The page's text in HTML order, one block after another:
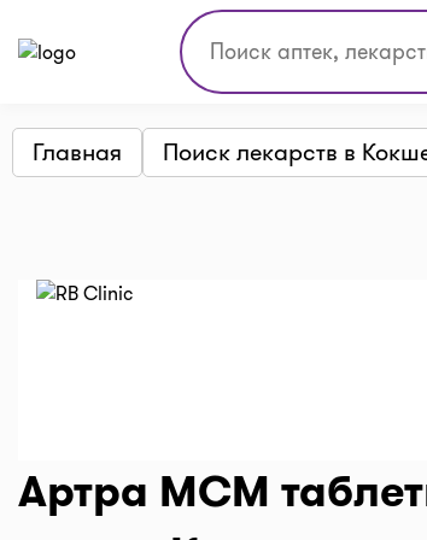
Главная Поиск лекарств в
Артра МСМ